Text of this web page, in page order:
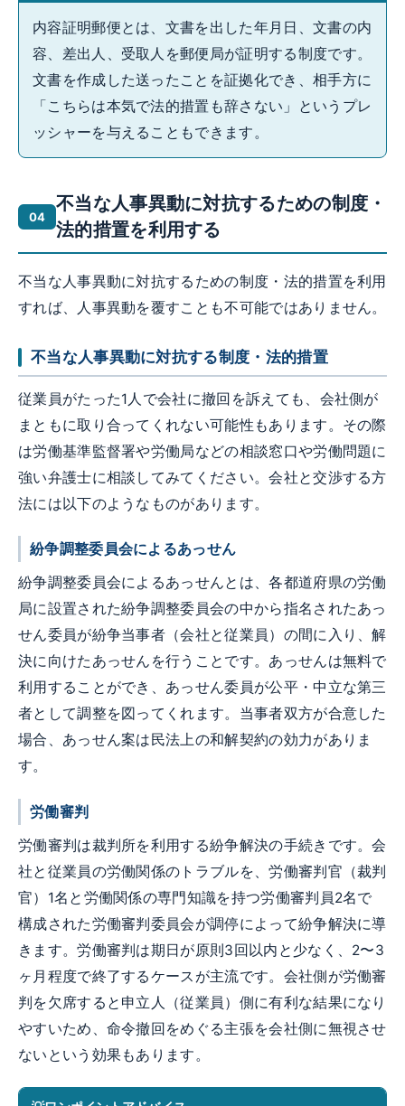
内容証明郵便とは、文書を出した年月日、文書の内
容、差出人、受取人を郵便局が証明する制度です。
文書を作成した送ったことを証拠化でき、相手方に
「こちらは本気で法的措置も辞さない」というプレ
ッシャーを与えることもできます。
不当な人事異動に対抗するための制度・
法的措置を利用する
不当な人事異動に対抗するための制度・法的措置を利用
すれば、人事異動を覆すことも不可能ではありません。
不当な人事異動に対抗する制度・法的措置
従業員がたった1人で会社に撤回を訴えても、会社側が
まともに取り合ってくれない可能性もあります。その際
は労働基準監督署や労働局などの相談窓口や労働問題に
強い弁護士に相談してみてください。会社と交渉する方
法には以下のようなものがあります。
紛争調整委員会によるあっせん
紛争調整委員会によるあっせんとは、各都道府県の労働
局に設置された紛争調整委員会の中から指名されたあっ
せん委員が紛争当事者（会社と従業員）の間に入り、解
決に向けたあっせんを行うことです。あっせんは無料で
利用することができ、あっせん委員が公平・中立な第三
者として調整を図ってくれます。当事者双方が合意した
場合、あっせん案は民法上の和解契約の効力がありま
す。
労働審判
労働審判は裁判所を利用する紛争解決の手続きです。会
社と従業員の労働関係のトラブルを、労働審判官（裁判
官）1名と労働関係の専門知識を持つ労働審判員2名で
構成された労働審判委員会が調停によって紛争解決に導
きます。労働審判は期日が原則3回以内と少なく、2〜3
ヶ月程度で終了するケースが主流です。会社側が労働審
判を欠席すると申立人（従業員）側に有利な結果になり
やすいため、命令撤回をめぐる主張を会社側に無視させ
ないという効果もあります。